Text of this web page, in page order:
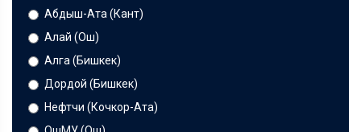
Абдыш-Ата (Кант)
Алай (Ош)
Алга (Бишкек)
Дордой (Бишкек)
Нефтчи (Кочкор-Ата)